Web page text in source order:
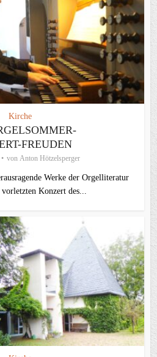
Kirche
FREUDEN
von Anton Hötzelsperger
Werke der Orgelliteratur
vorletzten Konzert des...